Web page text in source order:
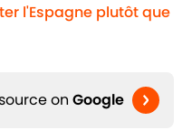
l'Espagne plutôt que
on Google